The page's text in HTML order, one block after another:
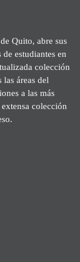
Quito, abre sus
estudiantes en
colección
áreas del
a las más
colección